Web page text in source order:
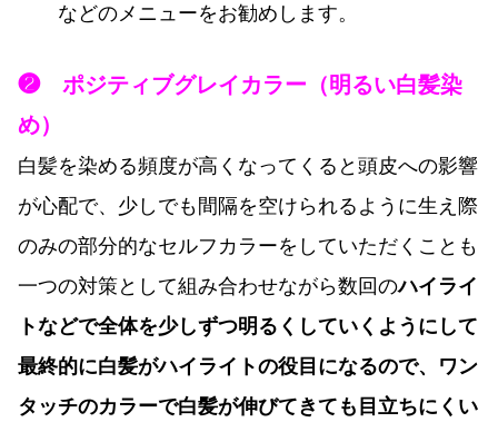
などのメニューをお勧めします。
❷ ポジティブグレイカラー（明るい白髪染
め）
白髪を染める頻度が高くなってくると頭皮への影響
が心配で、 少しでも間隔を空けられるように生え際
のみの部分的なセルフカラーをしていただくことも
一つの対策として組み合わせながら数回のハイライ
トなどで全体を少しずつ明るくしていくようにして
最終的に白髪がハイライトの役目になるので、ワン
タッチのカラーで白髪が伸びてきても目立ちにくい